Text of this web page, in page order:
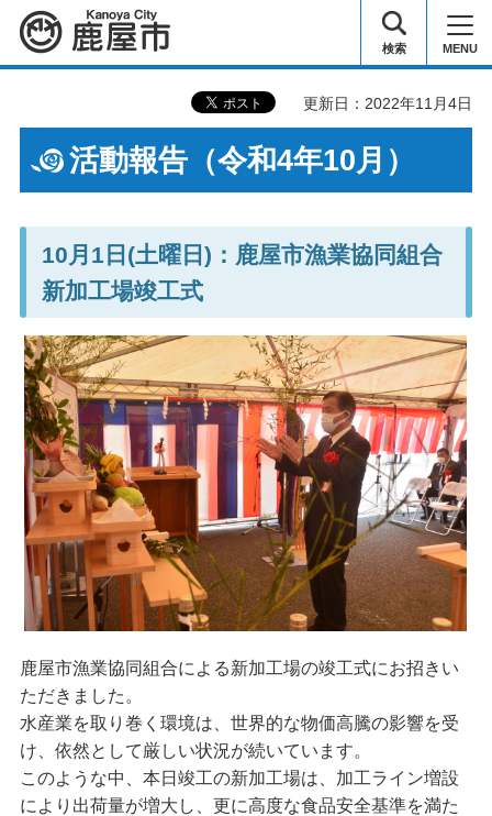
鹿屋市 検索 MENU
更新日：2022年11月4日
活動報告（令和4年10月）
10月1日(土曜日)：鹿屋市漁業協同組合
新加工場竣工式
鹿屋市漁業協同組合による新加工場の竣工式にお招きい
ただきました。
水産業を取り巻く環境は、世界的な物価高騰の影響を受
け、依然として厳しい状況が続いています。
このような中、本日竣工の新加工場は、加工ライン増設
により出荷量が増大し、更に高度な食品安全基準を満た